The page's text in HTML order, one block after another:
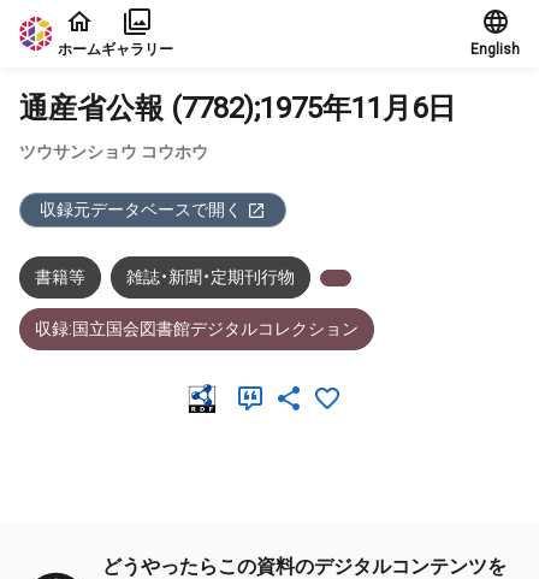
本文に飛ぶ
ホームギャラリー English
通産省公報 (7782);1975年11月6日
ツウサンショウ コウホウ
収録元データベースで開く
書籍等 雑誌・新聞・定期刊行物
収録:国立国会図書館デジタルコレクション
どうやったらこの資料のデジタルコンテンツを